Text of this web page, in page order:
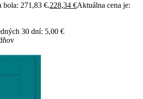
bola: 271,83 €.228,34 €Aktuálna cena je:
30 dní: 5,00 €